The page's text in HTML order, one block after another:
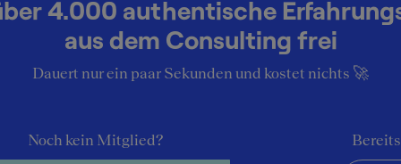
& Living (HR Training &
4.000 authentische
aus dem Consulting frei
Dauert nur ein paar Sekunden und kostet nichts 🚀
Noch kein Mitglied?